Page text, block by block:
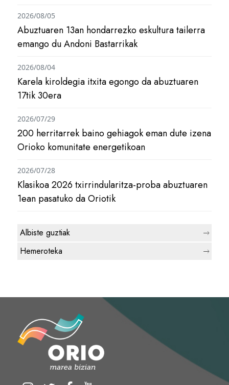
Abuztuaren 13an hondarrezko eskultura tailerra
emango du Andoni Bastarrikak
2026/08/05
Karela kiroldegia itxita egongo da abuztuaren
17tik 30era
2026/08/04
200 herritarrek baino gehiagok eman dute izena
Orioko komunitate energetikoan
2026/07/29
Klasikoa 2026 txirrindularitza-proba abuztuaren
1ean pasatuko da Oriotik
2026/07/28
Albiste guztiak
Hemeroteka